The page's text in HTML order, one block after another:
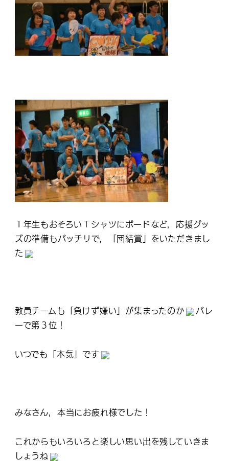
１年生もおそろいＴシャツにボードなど，応援グッ
ズの準備もバッチリで，「団結賞」をいただきまし
た
教員チームも「負けず嫌い」が集まったのか
バレ
ーで第３位！
いつでも「本気」です
みなさん，本当にお疲れ様でした！
これからもいろいろと楽しい思い出を残していきま
しょうね